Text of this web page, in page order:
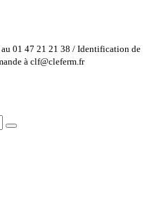
01 47 21 21 38 / Identification de
à clf@cleferm.fr